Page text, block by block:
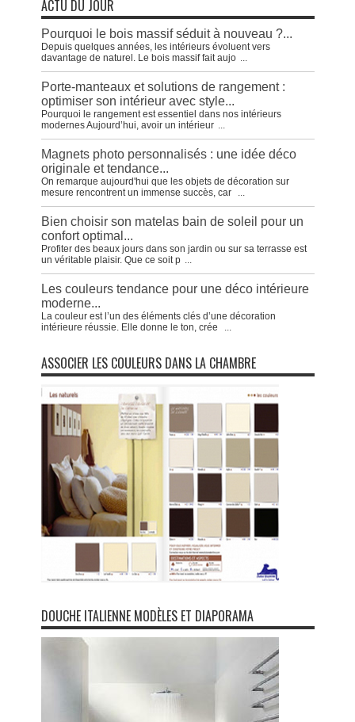
ACTU DU JOUR
Pourquoi le bois massif séduit à nouveau ?...
Depuis quelques années, les intérieurs évoluent vers
davantage de naturel. Le bois massif fait aujo ...
Porte-manteaux et solutions de rangement :
optimiser son intérieur avec style...
Pourquoi le rangement est essentiel dans nos intérieurs
modernes Aujourd’hui, avoir un intérieur ...
Magnets photo personnalisés : une idée déco
originale et tendance...
On remarque aujourd'hui que les objets de décoration sur
mesure rencontrent un immense succès, car
...
Bien choisir son matelas bain de soleil pour un
confort optimal...
Profiter des beaux jours dans son jardin ou sur sa terrasse est
un véritable plaisir. Que ce soit p ...
Les couleurs tendance pour une déco intérieure
moderne...
La couleur est l’un des éléments clés d’une décoration
intérieure réussie. Elle donne le ton, crée
...
ASSOCIER LES COULEURS DANS LA CHAMBRE
DOUCHE ITALIENNE MODÈLES ET DIAPORAMA